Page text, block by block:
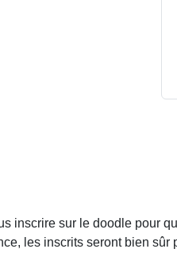
inscrire sur le doodle pour
les inscrits seront bien